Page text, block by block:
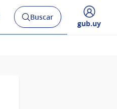
Abrir
buscador
Buscar
Desplegar
gub.uy